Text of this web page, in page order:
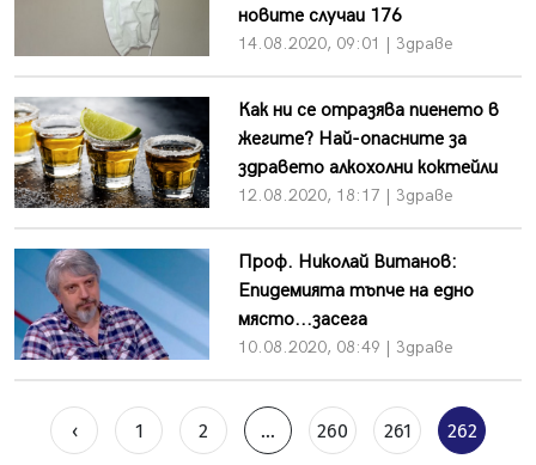
новите случаи 176
14.08.2020, 09:01 | Здраве
Как ни се отразява пиенето в
жегите? Най-опасните за
здравето алкохолни коктейли
12.08.2020, 18:17 | Здраве
Проф. Николай Витанов:
Епидемията тъпче на едно
място...засега
10.08.2020, 08:49 | Здраве
‹ 1 2 ... 260 261 262